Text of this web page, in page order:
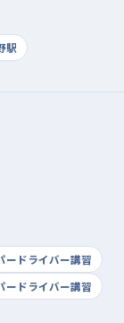
駅
ードライバー講習
ードライバー講習